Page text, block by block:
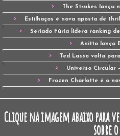
The Strokes lança
Estilhaços é nova aposta de
Seriado Fúria lidera ranking
Anitta lança
Ted Lasso volta
Universo Circular
Frozen Charlotte é o
Clique na imagem abaixo para
sobre